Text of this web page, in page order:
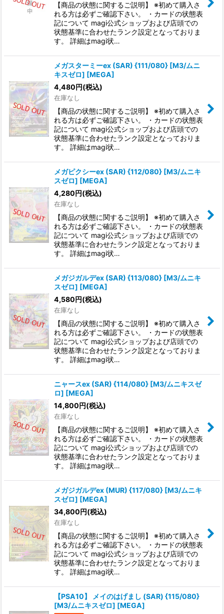
【商品の状態に関するご説明】 ※初めて購入さ
れる方は必ずご確認下さい。 ・カードの状態表
記について magi公式ショップおよび店頭での
状態基準に合わせたランク設定となっておりま
す。 詳細はmagi状…
メガスターミーex (SAR) {111/080} [M3/ムニ
キスゼロ] [MEGA]
4,480円(税込)
在庫なし
【商品の状態に関するご説明】 ※初めて購入さ
れる方は必ずご確認下さい。 ・カードの状態表
記について magi公式ショップおよび店頭での
状態基準に合わせたランク設定となっておりま
す。 詳細はmagi状…
メガピクシーex (SAR) {112/080} [M3/ムニキ
スゼロ] [MEGA]
4,280円(税込)
在庫なし
【商品の状態に関するご説明】 ※初めて購入さ
れる方は必ずご確認下さい。 ・カードの状態表
記について magi公式ショップおよび店頭での
状態基準に合わせたランク設定となっておりま
す。 詳細はmagi状…
メガジガルデex (SAR) {113/080} [M3/ムニキ
スゼロ] [MEGA]
4,580円(税込)
在庫なし
【商品の状態に関するご説明】 ※初めて購入さ
れる方は必ずご確認下さい。 ・カードの状態表
記について magi公式ショップおよび店頭での
状態基準に合わせたランク設定となっておりま
す。 詳細はmagi状…
ニャースex (SAR) {114/080} [M3/ムニキスゼ
ロ] [MEGA]
14,800円(税込)
在庫なし
【商品の状態に関するご説明】 ※初めて購入さ
れる方は必ずご確認下さい。 ・カードの状態表
記について magi公式ショップおよび店頭での
状態基準に合わせたランク設定となっておりま
す。 詳細はmagi状…
メガジガルデex (MUR) {117/080} [M3/ムニキ
スゼロ] [MEGA]
34,800円(税込)
在庫なし
【商品の状態に関するご説明】 ※初めて購入さ
れる方は必ずご確認下さい。 ・カードの状態表
記について magi公式ショップおよび店頭での
状態基準に合わせたランク設定となっておりま
す。 詳細はmagi状…
【PSA10】 メイのはげまし (SAR) {115/080}
[M3/ムニキスゼロ] [MEGA]